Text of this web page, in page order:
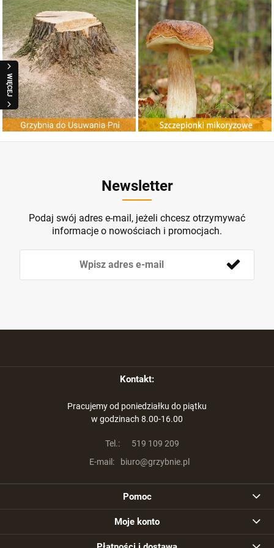
WIĘCEJ
G
r
z
y
b
n
ia
d
o
U
suw
ania
P
n
i
ZOBACZ
Szczepionki Mikoryzowe
ZOBACZ
Newsletter
Podaj swój adres e-mail, jeżeli chcesz otrzymywać
informacje o nowościach i promocjach.
Kontakt:
Pracujemy od poniedziałku do piątku
w godzinach 8.00-16.00
Tel.:
519 109 209
E-mail:
biuro@grzybnie.pl
Pomoc
Moje konto